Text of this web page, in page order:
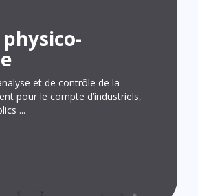
et de contrôle de la
pour le compte d’industriels,
...